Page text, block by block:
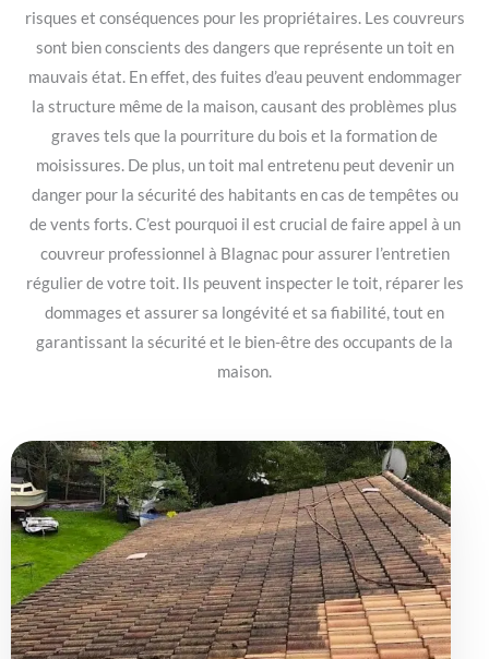
risques et conséquences pour les propriétaires. Les couvreurs
sont bien conscients des dangers que représente un toit en
mauvais état. En effet, des fuites d’eau peuvent endommager
la structure même de la maison, causant des problèmes plus
graves tels que la pourriture du bois et la formation de
moisissures. De plus, un toit mal entretenu peut devenir un
danger pour la sécurité des habitants en cas de tempêtes ou
de vents forts. C’est pourquoi il est crucial de faire appel à un
couvreur professionnel à Blagnac pour assurer l’entretien
régulier de votre toit. Ils peuvent inspecter le toit, réparer les
dommages et assurer sa longévité et sa fiabilité, tout en
garantissant la sécurité et le bien-être des occupants de la
maison.